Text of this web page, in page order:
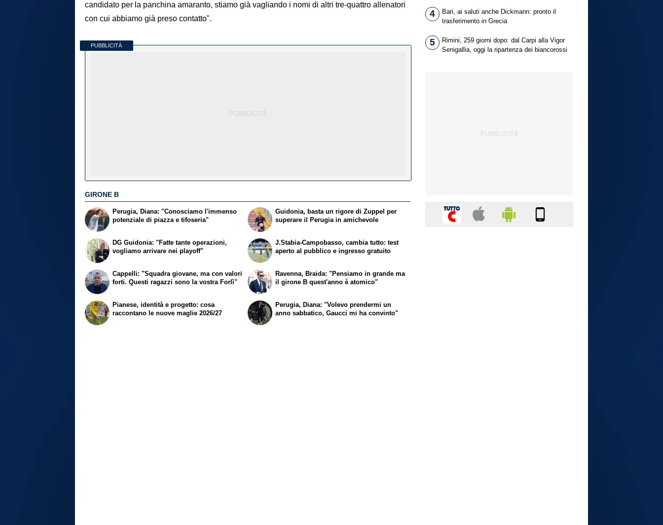
candidato per la panchina amaranto, stiamo già vagliando i nomi di altri tre-quattro allenatori
con cui abbiamo già preso contatto".
PUBBLICITÀ
GIRONE B
Perugia, Diana: "Conosciamo l'immenso
potenziale di piazza e tifoseria"
DG Guidonia: "Fatte tante operazioni,
vogliamo arrivare nei playoff"
Guidonia, basta un rigore di Zuppel per
superare il Perugia in amichevole
J.Stabia-Campobasso, cambia tutto: test
aperto al pubblico e ingresso gratuito
Cappelli: "Squadra giovane, ma con valori
forti. Questi ragazzi sono la vostra Forlì"
Pianese, identità e progetto: cosa
raccontano le nuove maglie 2026/27
Ravenna, Braida: "Pensiamo in grande ma
il girone B quest'anno è atomico"
Perugia, Diana: "Volevo prendermi un
anno sabbatico, Gaucci mi ha convinto"
4
Bari, ai saluti anche Dickmann: pronto il
trasferimento in Grecia
5
Rimini, 259 giorni dopo: dal Carpi alla Vigor
Senigallia, oggi la ripartenza dei biancorossi